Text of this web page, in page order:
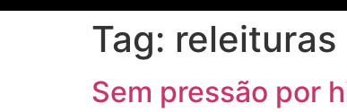
Tag: releituras
Sem pressão por